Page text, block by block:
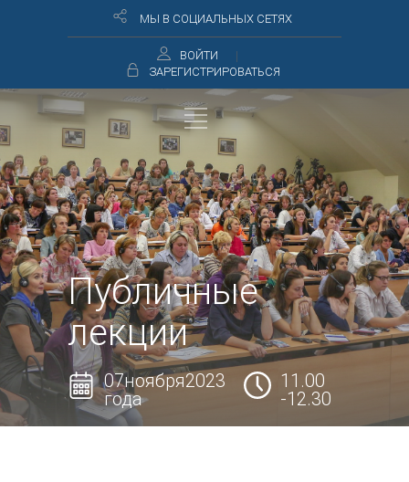
МЫ В СОЦИАЛЬНЫХ СЕТЯХ
ВОЙТИ
ЗАРЕГИСТРИРОВАТЬСЯ
Публичные
лекции
07ноября2023
года
11.00
-12.30